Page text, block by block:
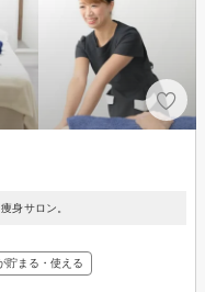
身サロン。
貯まる・使える